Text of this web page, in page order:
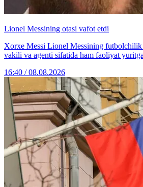
Lionel Messining otasi vafot etdi
Xorxe Messi Lionel Messining
vakili va agenti sifatida ham faoliyat
16:40 / 08.08.2026